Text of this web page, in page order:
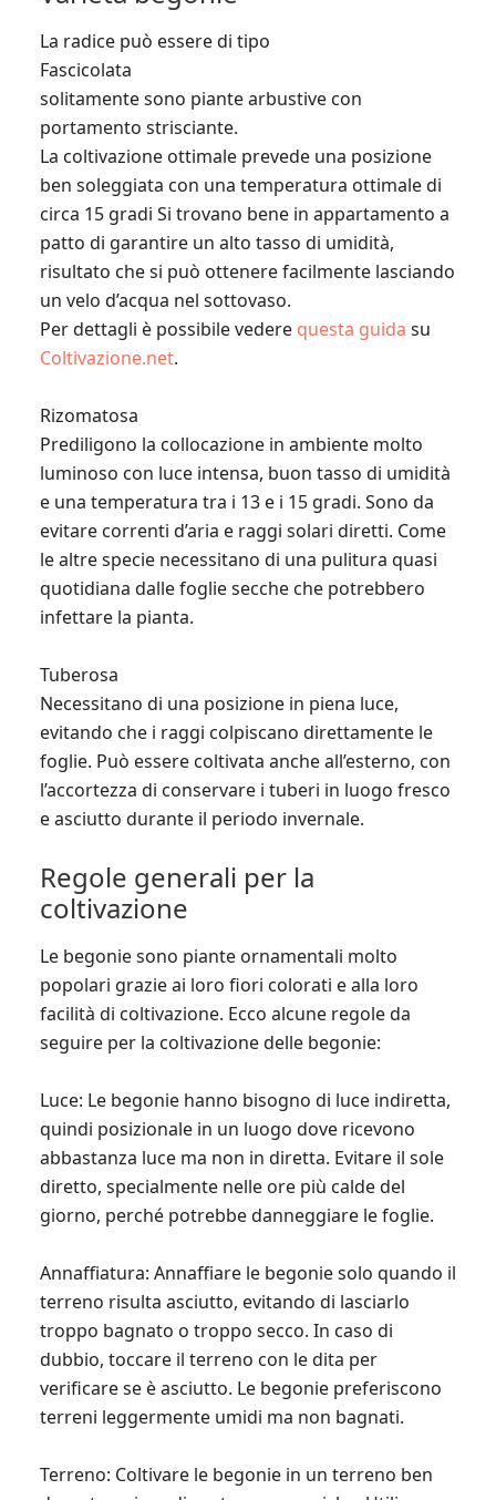
La radice può essere di tipo
Fascicolata
solitamente sono piante arbustive con
portamento strisciante.
La coltivazione ottimale prevede una posizione
ben soleggiata con una temperatura ottimale di
circa 15 gradi Si trovano bene in appartamento a
patto di garantire un alto tasso di umidità,
risultato che si può ottenere facilmente lasciando
un velo d’acqua nel sottovaso.
Per dettagli è possibile vedere questa guida su
Coltivazione.net.
Rizomatosa
Prediligono la collocazione in ambiente molto
luminoso con luce intensa, buon tasso di umidità
e una temperatura tra i 13 e i 15 gradi. Sono da
evitare correnti d’aria e raggi solari diretti. Come
le altre specie necessitano di una pulitura quasi
quotidiana dalle foglie secche che potrebbero
infettare la pianta.
Tuberosa
Necessitano di una posizione in piena luce,
evitando che i raggi colpiscano direttamente le
foglie. Può essere coltivata anche all’esterno, con
l’accortezza di conservare i tuberi in luogo fresco
e asciutto durante il periodo invernale.
Regole generali per la
coltivazione
Le begonie sono piante ornamentali molto
popolari grazie ai loro fiori colorati e alla loro
facilità di coltivazione. Ecco alcune regole da
seguire per la coltivazione delle begonie:
Luce: Le begonie hanno bisogno di luce indiretta,
quindi posizionale in un luogo dove ricevono
abbastanza luce ma non in diretta. Evitare il sole
diretto, specialmente nelle ore più calde del
giorno, perché potrebbe danneggiare le foglie.
Annaffiatura: Annaffiare le begonie solo quando il
terreno risulta asciutto, evitando di lasciarlo
troppo bagnato o troppo secco. In caso di
dubbio, toccare il terreno con le dita per
verificare se è asciutto. Le begonie preferiscono
terreni leggermente umidi ma non bagnati.
Terreno: Coltivare le begonie in un terreno ben